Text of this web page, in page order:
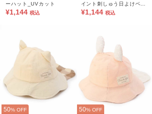
ーハット_UVカット
¥1,144 税込
イント刺しゅう日よけベビ
ーハット
¥1,144 税込
50% OFF 50% OFF